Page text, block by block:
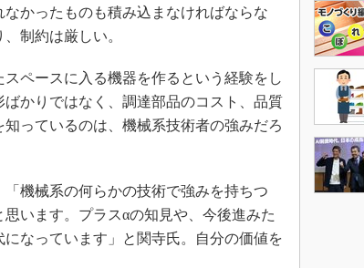
かったものも積み込まなければならな
制約は厳しい。
ペースに入る機器を作るという経験をし
かりではなく、調達部品のコスト、品質
っているのは、機械系技術者の強みだろ
機械系の何らかの技術で強みを持ちつ
います。プラスαの知見や、今後進みた
なっています」と関寺氏。自分の価値を